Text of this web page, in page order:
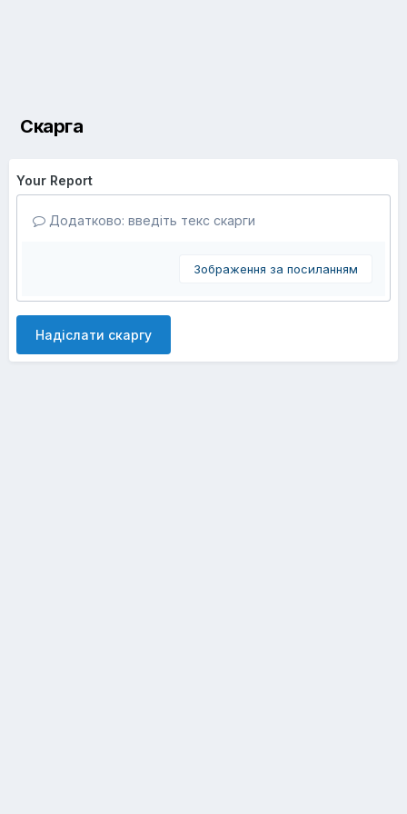
Скарга
Your Report
Додатково: введіть текс скарги
Зображення за посиланням
Надіслати скаргу